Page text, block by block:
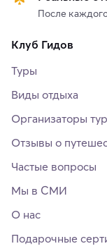
После
Клуб Гидов
Туры
Виды отдыха
Организаторы
Отзывы о
Частые вопросы
Мы в СМИ
О нас
Подарочные